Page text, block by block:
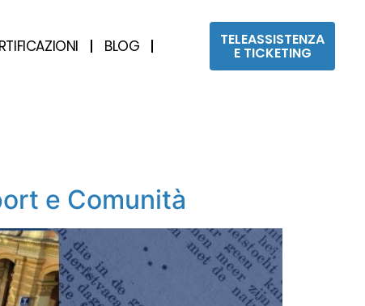
BLOG
TELEASSISTENZA
E TICKETING
e Comunità